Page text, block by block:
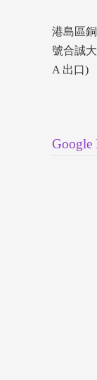
港島區
號合誠
A 出口)
Google